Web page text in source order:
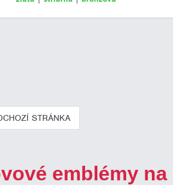
STRÁNKA
emblémy